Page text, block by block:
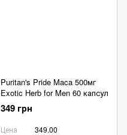
Puritan's Pride Maca 500мг
Exotic Herb for Men 60 капсул
349 грн
Цена
349.00